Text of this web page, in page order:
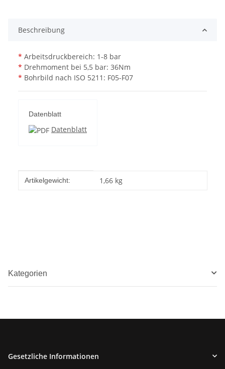
Beschreibung
* Arbeitsdruckbereich: 1-8 bar
* Drehmoment bei 5,5 bar: 36Nm
* Bohrbild nach ISO 5211: F05-F07
Datenblatt
Datenblatt
Produkteigenschaft
Wert
Artikelgewicht: 1,66 kg
Kategorien
Gesetzliche Informationen